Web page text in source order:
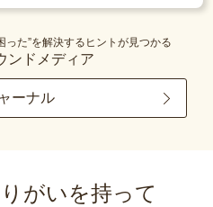
った”を解決するヒントが見つかる
ンドメディア
ーナル
がいを持って